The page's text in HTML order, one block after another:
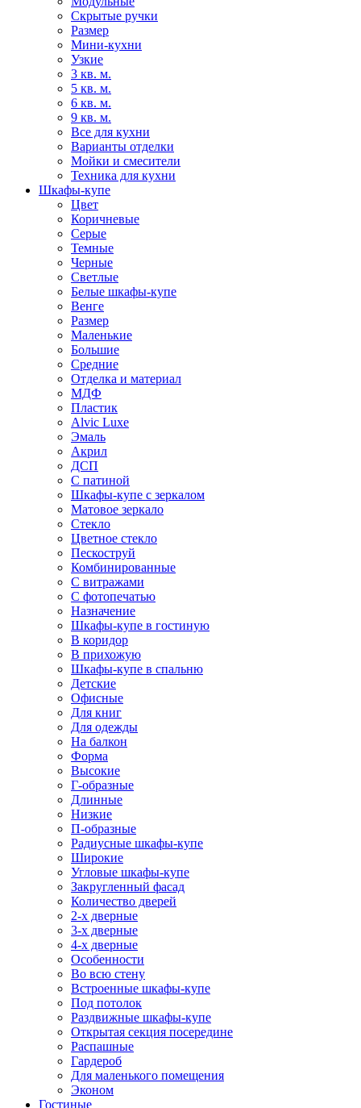
Скрытые ручки
Размер
Мини-кухни
Узкие
3 кв. м.
5 кв. м.
6 кв. м.
9 кв. м.
Все для кухни
Варианты отделки
Мойки и смесители
Техника для кухни
Шкафы-купе
Цвет
Коричневые
Серые
Темные
Черные
Светлые
Белые шкафы-купе
Венге
Размер
Маленькие
Большие
Средние
Отделка и материал
МДФ
Пластик
Alvic Luxe
Эмаль
Акрил
ДСП
С патиной
Шкафы-купе с зеркалом
Матовое зеркало
Стекло
Цветное стекло
Пескоструй
Комбинированные
С витражами
С фотопечатью
Назначение
Шкафы-купе в гостиную
В коридор
В прихожую
Шкафы-купе в спальню
Детские
Офисные
Для книг
Для одежды
На балкон
Форма
Высокие
Г-образные
Длинные
Низкие
П-образные
Радиусные шкафы-купе
Широкие
Угловые шкафы-купе
Закругленный фасад
Количество дверей
2-х дверные
3-х дверные
4-х дверные
Особенности
Во всю стену
Встроенные шкафы-купе
Под потолок
Раздвижные шкафы-купе
Открытая секция посередине
Распашные
Гардероб
Для маленького помещения
Эконом
Гостиные